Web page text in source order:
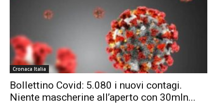
Cronaca Italia
Bollettino Covid: 5.080 i nuovi contagi.
Niente mascherine all’aperto con 30mln...